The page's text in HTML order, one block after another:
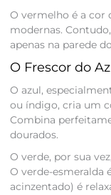
O vermelho é a cor
modernas.
apenas na parede do
O Frescor do
O azul,
ou índigo, cria um
Combina
dourados.
O verde, por sua
O verde-esmeralda
acinzentado) é